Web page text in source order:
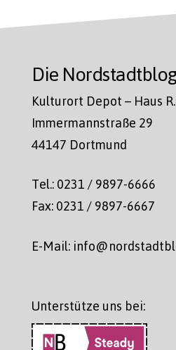
Die
Kulturort Depot – Haus
Immermannstraße 29
44147 Dortmund
Tel.: 0231 / 9897-6666
Fax: 0231 / 9897-6667
E-Mail:
Unterstütze uns bei: